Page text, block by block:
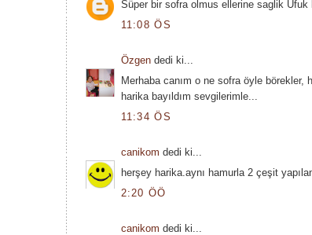
Süper bir sofra olmus ellerine saglik Ufuk
11:08 ÖS
Özgendedi ki...
Merhaba canım o ne sofra öyle börekler,
harika bayıldım sevgilerimle...
11:34 ÖS
canikom dedi ki...
herşey harika.aynı hamurla 2 çeşit
2:20 ÖÖ
canikom dedi ki...